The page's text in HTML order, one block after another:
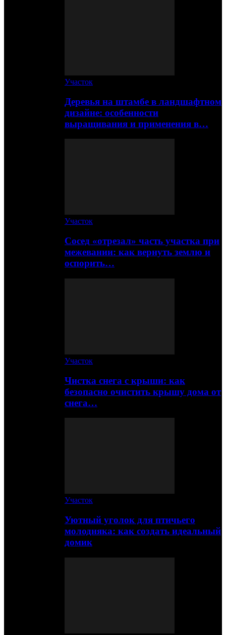
Участок
Деревья на штамбе в ландшафтном
дизайне: особенности
выращивания и применения в…
Участок
Сосед «отрезал» часть участка при
межевании: как вернуть землю и
оспорить…
Участок
Чистка снега с крыши: как
безопасно очистить крышу дома от
снега…
Участок
Уютный уголок для птичьего
молодняка: как создать идеальный
домик